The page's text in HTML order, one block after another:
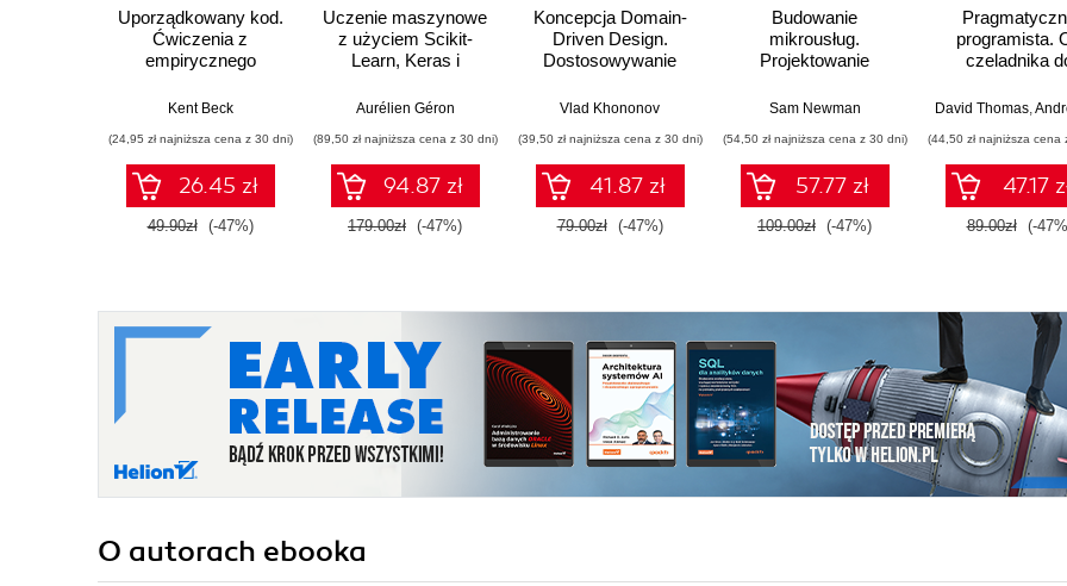
Uporządkowany kod.
Ćwiczenia z
empirycznego
oprogramowania
Kent Beck
(24,95 zł najniższa cena z 30 dni)
26.45 zł
49.90zł (-47%)
Uczenie maszynowe
z użyciem Scikit-
Learn, Keras i
III
Aurélien Géron
(89,50 zł najniższa cena z 30 dni)
94.87 zł
179.00zł (-47%)
Koncepcja Domain-
Driven Design.
Dostosowywanie
do strategii
Vlad Khononov
(39,50 zł najniższa cena z 30 dni)
41.87 zł
79.00zł (-47%)
Budowanie
mikrousług.
Projektowanie
systemów. Wydanie
Sam Newman
(54,50 zł najniższa cena z 30 dni)
57.77 zł
109.00zł (-47%)
programista.
czeladnika
David Thomas,Andrew
(44,50 zł najniższa cena
47.17
89.00zł (-
O autorach ebooka